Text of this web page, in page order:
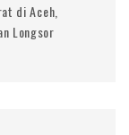
di Aceh,
Longsor